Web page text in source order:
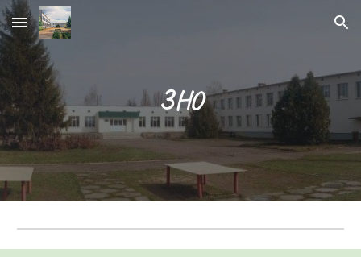
Skip to main content Skip to navigation
ЗНО